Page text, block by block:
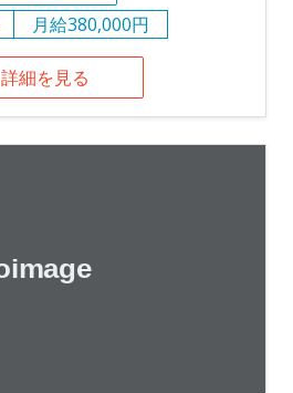
月給380,000円
詳細を見る